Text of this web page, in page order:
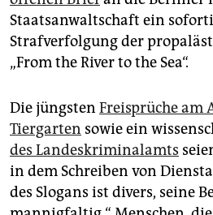
Staatsanwaltschaft ein
Strafverfolgung der
„From the River to the Sea“.
Die jüngsten Freisprüche am
Tiergarten sowie ein
des Landeskriminalamts
in dem Schreiben von
des Slogans ist divers, seine